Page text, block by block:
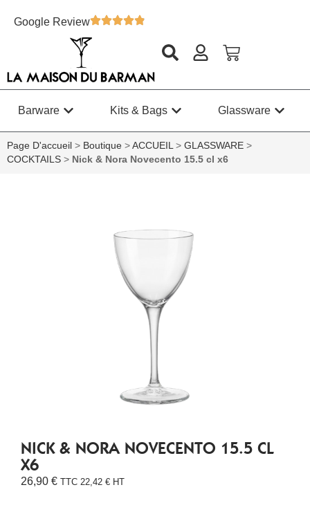
Google Review
Barware Kits & Bags Glassware
Page D'accueil > Boutique > ACCUEIL> GLASSWARE >
COCKTAILS > Nick & Nora Novecento 15.5 cl x6
NICK & NORA NOVECENTO 15.5 CL
X6
26,90 € TTC 22,42 € HT